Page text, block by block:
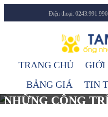
Điện thoại:
Facebook
TRANG CHỦ GIỚI
BẢNG GIÁ
TIN
NHỮNG CÔNG